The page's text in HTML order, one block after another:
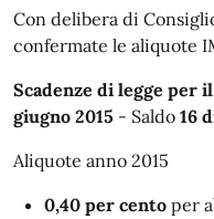
Con delibera di
confermate le aliquote
Scadenze di legge per
giugno 2015 - Saldo 16
Aliquote anno 2015
0,40 per cento per